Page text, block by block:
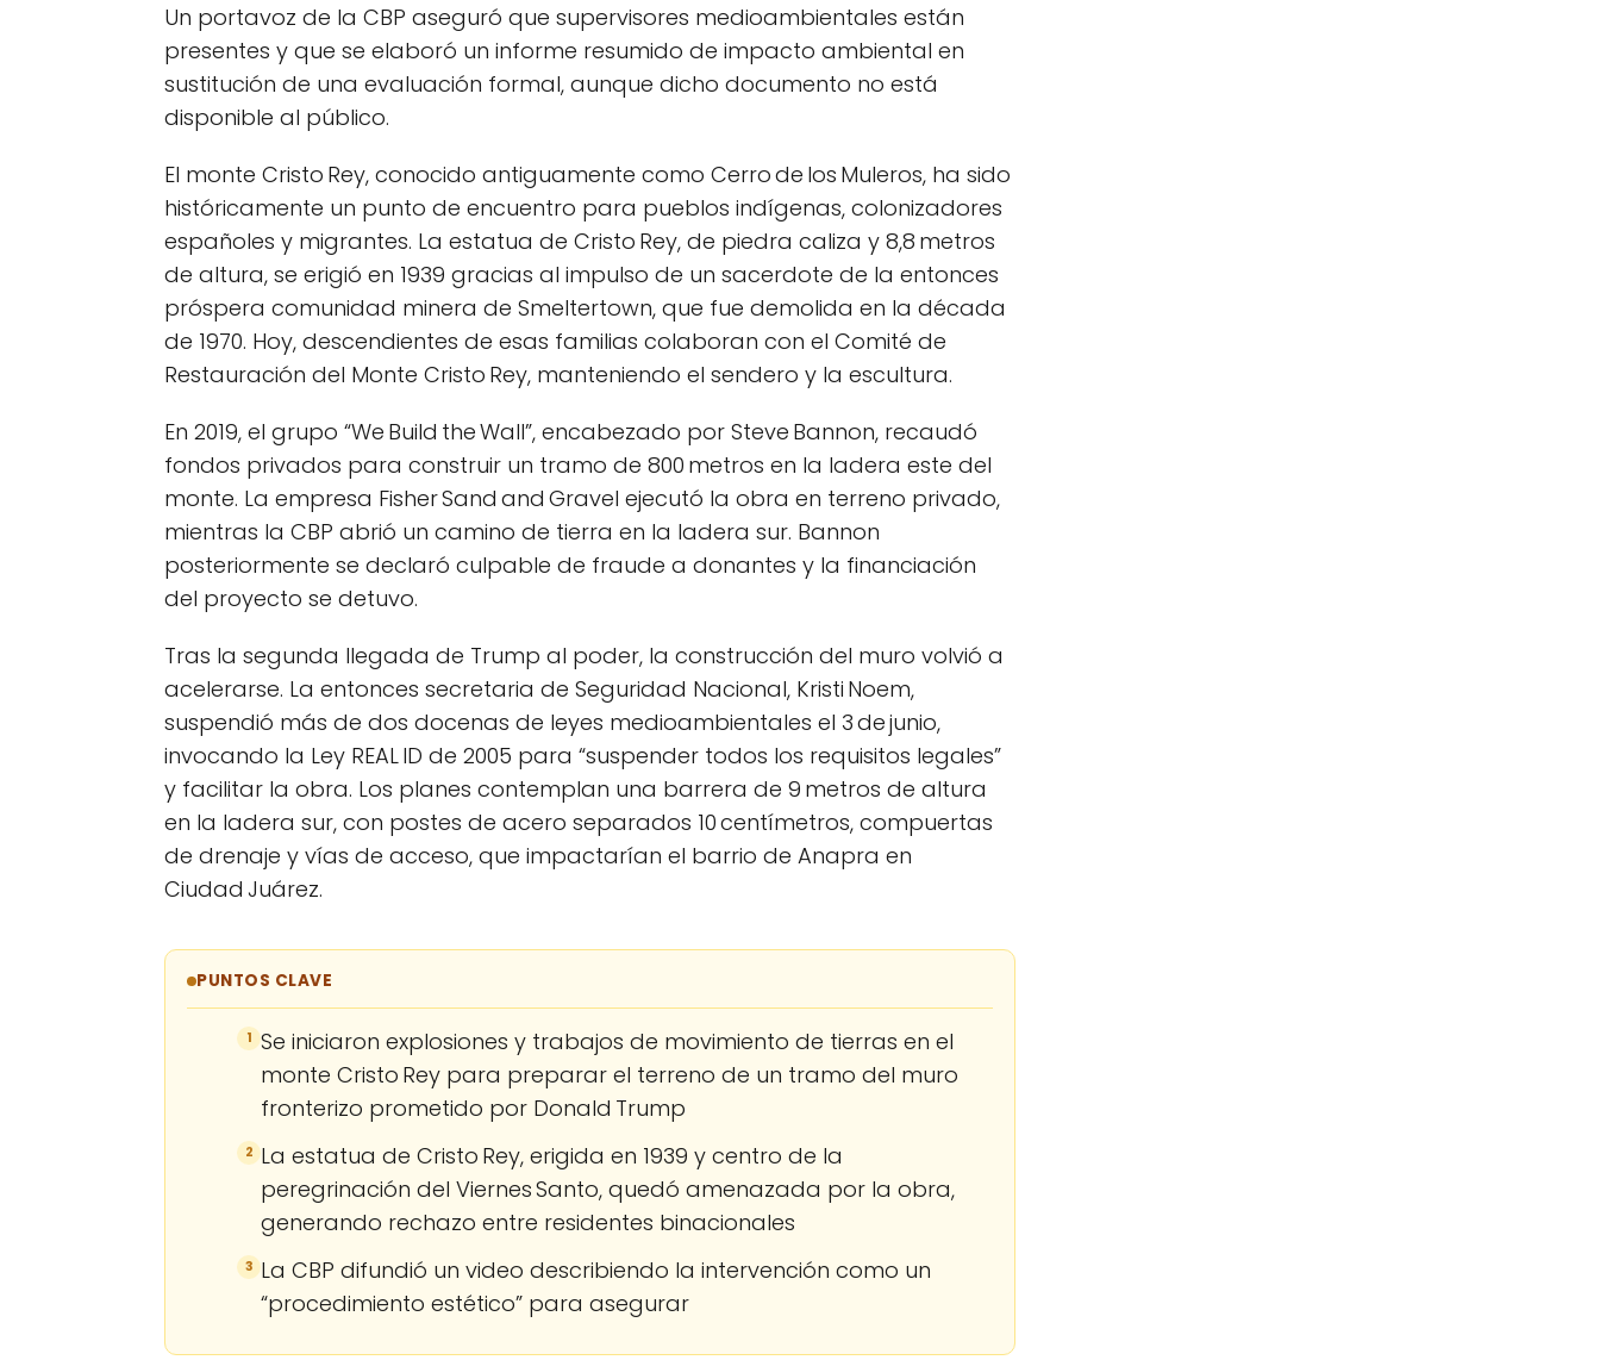
Un portavoz de la CBP aseguró que supervisores medioambientales están
presentes y que se elaboró un informe resumido de impacto ambiental en
sustitución de una evaluación formal, aunque dicho documento no está
disponible al público.
El monte Cristo Rey, conocido antiguamente como Cerro de los Muleros, ha sido
históricamente un punto de encuentro para pueblos indígenas, colonizadores
españoles y migrantes. La estatua de Cristo Rey, de piedra caliza y 8,8 metros
de altura, se erigió en 1939 gracias al impulso de un sacerdote de la entonces
próspera comunidad minera de Smeltertown, que fue demolida en la década
de 1970. Hoy, descendientes de esas familias colaboran con el Comité de
Restauración del Monte Cristo Rey, manteniendo el sendero y la escultura.
En 2019, el grupo “We Build the Wall”, encabezado por Steve Bannon, recaudó
fondos privados para construir un tramo de 800 metros en la ladera este del
monte. La empresa Fisher Sand and Gravel ejecutó la obra en terreno privado,
mientras la CBP abrió un camino de tierra en la ladera sur. Bannon
posteriormente se declaró culpable de fraude a donantes y la financiación
del proyecto se detuvo.
Tras la segunda llegada de Trump al poder, la construcción del muro volvió a
acelerarse. La entonces secretaria de Seguridad Nacional, Kristi Noem,
suspendió más de dos docenas de leyes medioambientales el 3 de junio,
invocando la Ley REAL ID de 2005 para “suspender todos los requisitos legales”
y facilitar la obra. Los planes contemplan una barrera de 9 metros de altura
en la ladera sur, con postes de acero separados 10 centímetros, compuertas
de drenaje y vías de acceso, que impactarían el barrio de Anapra en
Ciudad Juárez.
PUNTOS CLAVE
1 Se iniciaron explosiones y trabajos de movimiento de tierras en el
monte Cristo Rey para preparar el terreno de un tramo del muro
fronterizo prometido por Donald Trump
2 La estatua de Cristo Rey, erigida en 1939 y centro de la
peregrinación del Viernes Santo, quedó amenazada por la obra,
generando rechazo entre residentes binacionales
3 La CBP difundió un video describiendo la intervención como un
“procedimiento estético” para asegurar